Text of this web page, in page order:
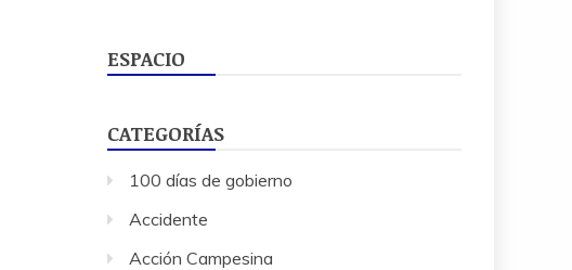
ESPACIO
CATEGORÍAS
100 días de gobierno
Accidente
Acción Campesina